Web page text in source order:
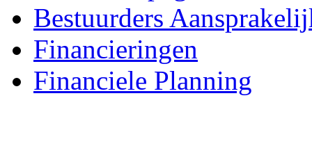
Bestuurders
Financieringen
Financiele Planning